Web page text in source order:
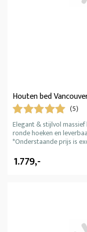
Houten bed
(5)
Elegant & stijlvol
ronde hoeken en
*Onderstaande prijs is
1.779,-